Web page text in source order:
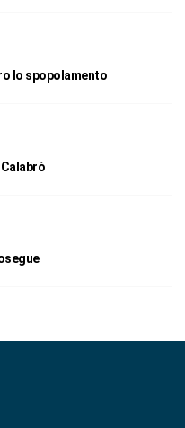
lo spopolamento